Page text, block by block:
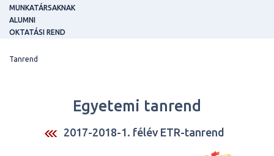
MUNKATÁRSAKNAK
ALUMNI
OKTATÁSI REND
Tanrend
Egyetemi tanrend
2017-2018-1. félév ETR-tanrend